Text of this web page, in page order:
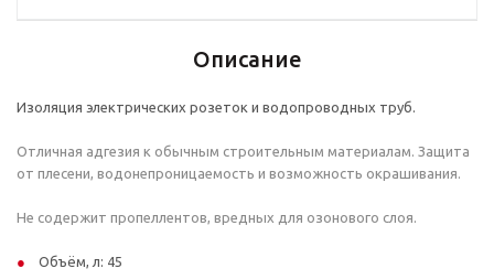
Описание
Изоляция электрических розеток и водопроводных труб.
Отличная адгезия к обычным строительным материалам. Защита
от плесени, водонепроницаемость и возможность окрашивания.
Не содержит пропеллентов, вредных для озонового слоя.
Объём, л: 45